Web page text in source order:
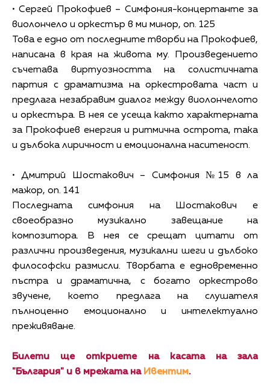
• Сергей Прокофиев – Симфония-концертанте за
виолончело и оркестър в ми минор, оп. 125
Това е едно от последните творби на Прокофиев,
написана в края на живота му. Произведението
съчетава виртуозността на солистичната
партия с драматизма на оркестровата част и
предлага незабравим диалог между виолончелото
и оркестъра. В нея се усеща както характерната
за Прокофиев енергия и ритмична острота, така
и дълбока лиричност и емоционална наситеност.
• Дмитрий Шостакович – Симфония №15 в ла
мажор, оп. 141
Последната симфония на Шостакович е
своеобразно музикално завещание на
композитора. В нея се срещат цитати от
различни произведения, музикални шеги и дълбоко
философски размисли. Творбата е едновременно
пъстра и драматична, с богато оркестрово
звучене, което предлага на слушателя
пълноценно емоционално и интелектуално
преживяване.
Билети ще откриете на касата на зала
"България" и в мрежата на Ивентим.